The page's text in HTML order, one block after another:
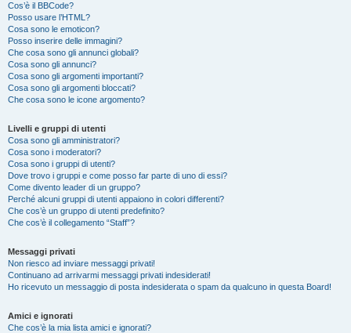
Cos’è il BBCode?
Posso usare l’HTML?
Cosa sono le emoticon?
Posso inserire delle immagini?
Che cosa sono gli annunci globali?
Cosa sono gli annunci?
Cosa sono gli argomenti importanti?
Cosa sono gli argomenti bloccati?
Che cosa sono le icone argomento?
Livelli e gruppi di utenti
Cosa sono gli amministratori?
Cosa sono i moderatori?
Cosa sono i gruppi di utenti?
Dove trovo i gruppi e come posso far parte di uno di essi?
Come divento leader di un gruppo?
Perché alcuni gruppi di utenti appaiono in colori differenti?
Che cos’è un gruppo di utenti predefinito?
Che cos’è il collegamento “Staff”?
Messaggi privati
Non riesco ad inviare messaggi privati!
Continuano ad arrivarmi messaggi privati indesiderati!
Ho ricevuto un messaggio di posta indesiderata o spam da qualcuno in questa Board!
Amici e ignorati
Che cos’è la mia lista amici e ignorati?